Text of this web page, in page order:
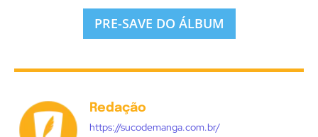
PRE-SAVE DO ÁLBUM
Redação
https://sucodemanga.com.br/